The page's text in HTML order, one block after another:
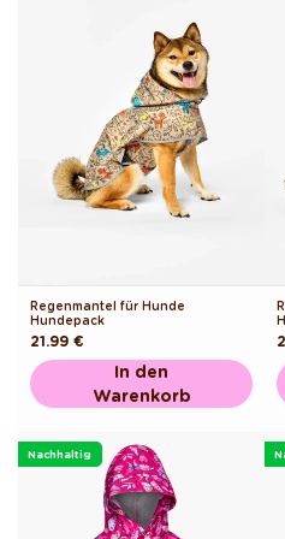
Regenmantel für Hunde
Hundepack
Normaler
Preis
21.99 €
In den
Warenkorb
Nachhaltig